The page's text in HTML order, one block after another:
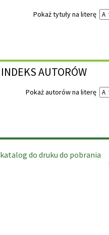
Pokaż tytuły na literę
INDEKSAUTORÓW
Pokaż autorów na literę
katalog do druku do pobrania